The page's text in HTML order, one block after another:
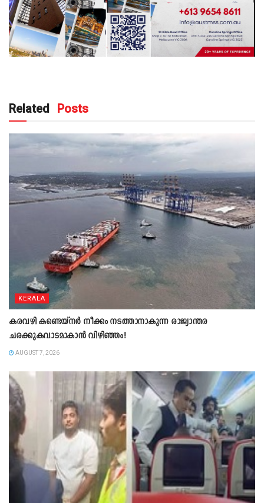
Related Posts
KERALA
കരവഴി കണ്ടെയ്നർ നീക്കം നടത്താനാകുന്ന രാജ്യാന്തര
ചരക്കുകവാടമാകാൻ വിഴിഞ്ഞം!
AUGUST 7, 2026